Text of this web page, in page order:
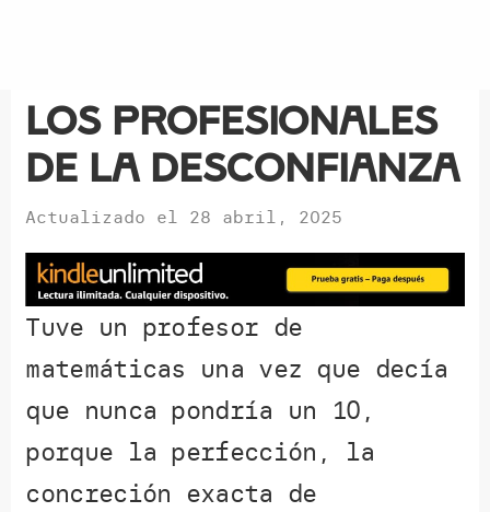
Los profesionales
de la desconfianza
Actualizado el 28 abril, 2025
Tuve un profesor de
matemáticas una vez que decía
que nunca pondría un 10,
porque la perfección, la
concreción exacta de